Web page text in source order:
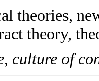
theories,
theory,
culture of